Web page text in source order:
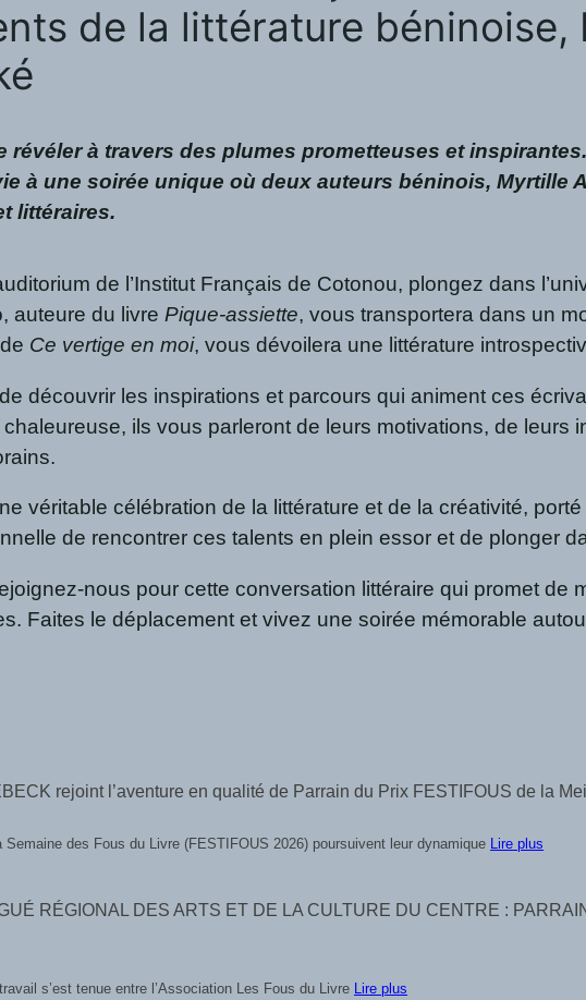
de la littérature
à travers des plumes prometteuses et
à une soirée unique où deux auteurs béninois, Myrtille
littéraires.
de l’Institut Français de Cotonou, plongez dans
auteure du livre Pique-assiette, vous transportera dans un
Ce vertige en moi, vous dévoilera une littérature
découvrir les inspirations et parcours qui animent ces
ils vous parleront de leurs motivations, de leurs
véritable célébration de la littérature et de la créativité,
de rencontrer ces talents en plein essor et de plonger
nous pour cette conversation littéraire qui promet de
Faites le déplacement et vivez une soirée mémorable
rejoint l’aventure en qualité de Parrain du Prix FESTIFOUS de la
des Fous du Livre (FESTIFOUS 2026) poursuivent leur dynamique Lire plus
RÉGIONAL DES ARTS ET DE LA CULTURE DU CENTRE :
s’est tenue entre l’Association Les Fous du Livre Lire plus